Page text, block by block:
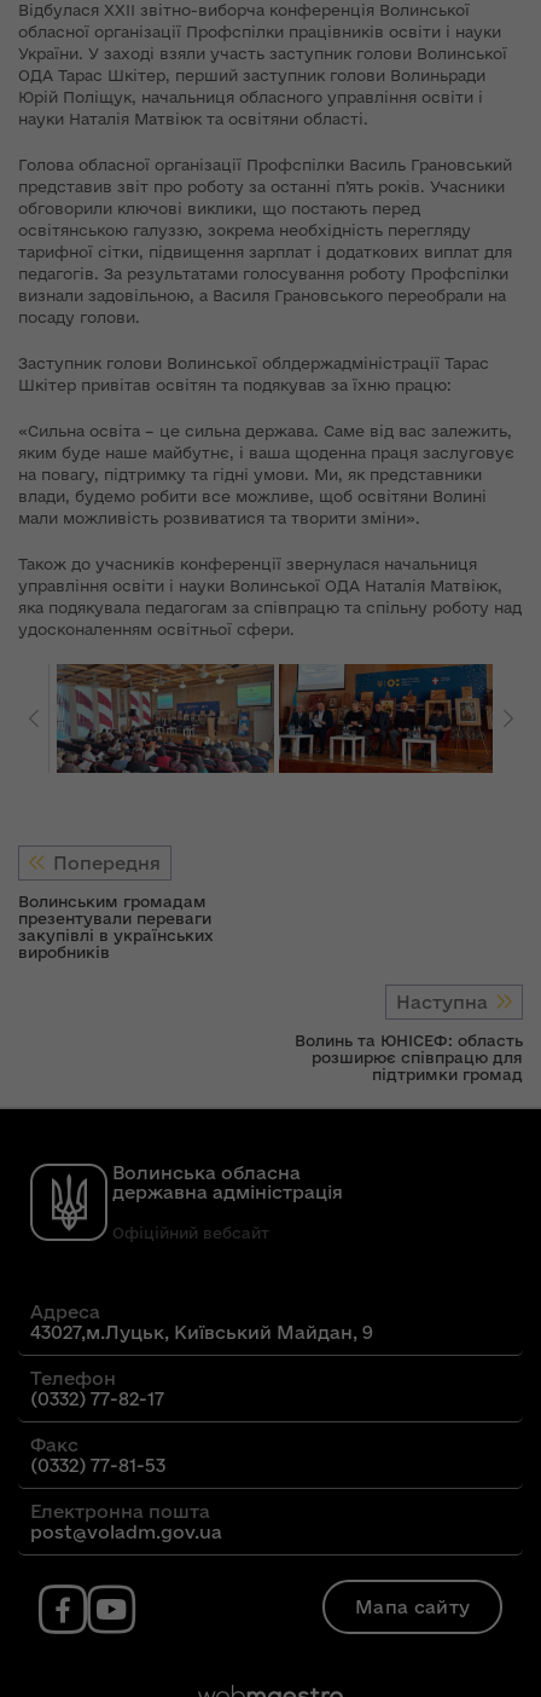
Відбулася XXII звітно-виборча конференція Волинської
обласної організації Профспілки працівників освіти і науки
України. У заході взяли участь заступник голови Волинської
ОДА Тарас Шкітер, перший заступник голови Волиньради
Юрій Поліщук, начальниця обласного управління освіти і
науки Наталія Матвіюк та освітяни області.
Голова обласної організації Профспілки Василь Грановський
представив звіт про роботу за останні п’ять років. Учасники
обговорили ключові виклики, що постають перед
освітянською галуззю, зокрема необхідність перегляду
тарифної сітки, підвищення зарплат і додаткових виплат для
педагогів. За результатами голосування роботу Профспілки
визнали задовільною, а Василя Грановського переобрали на
посаду голови.
Заступник голови Волинської облдержадміністрації Тарас
Шкітер привітав освітян та подякував за їхню працю:
«Сильна освіта – це сильна держава. Саме від вас залежить,
яким буде наше майбутнє, і ваша щоденна праця заслуговує
на повагу, підтримку та гідні умови. Ми, як представники
влади, будемо робити все можливе, щоб освітяни Волині
мали можливість розвиватися та творити зміни».
Також до учасників конференції звернулася начальниця
управління освіти і науки Волинської ОДА Наталія Матвіюк,
яка подякувала педагогам за співпрацю та спільну роботу над
удосконаленням освітньої сфери.
Попередня
Волинським громадам
презентували переваги
закупівлі в українських
виробників
Наступна
Волинь та ЮНІСЕФ: область
розширює співпрацю для
підтримки громад
Волинська обласна
державна адміністрація
Офіційний вебсайт
Адреса
43027,м.Луцьк, Київський Майдан, 9
Телефон
(0332) 77-82-17
Факс
(0332) 77-81-53
Електронна пошта
post@voladm.gov.ua
Мапа сайту